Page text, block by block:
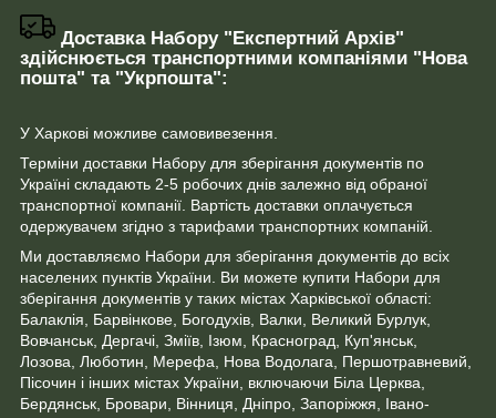
Доставка Набору "Експертний Архів"
здійснюється транспортними компаніями "Нова
пошта" та "Укрпошта":
У Харкові можливе самовивезення.
Терміни доставки Набору для зберігання документів по
Україні складають 2-5 робочих днів залежно від обраної
транспортної компанії. Вартість доставки оплачується
одержувачем згідно з тарифами транспортних компаній.
Ми доставляємо Набори для зберігання документів до всіх
населених пунктів України. Ви можете купити Набори для
зберігання документів у таких містах Харківської області:
Балаклія, Барвінкове, Богодухів, Валки, Великий Бурлук,
Вовчанськ, Дергачі, Зміїв, Ізюм, Красноград, Куп'янськ,
Лозова, Люботин, Мерефа, Нова Водолага, Першотравневий,
Пісочин і інших містах України, включаючи Біла Церква,
Бердянськ, Бровари, Вінниця, Дніпро, Запоріжжя, Івано-